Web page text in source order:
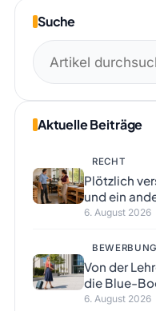
Suche
Suchen
nach:
Aktuelle Beiträge
RECHT
Plötzlich
und ein
6. August 2026
BEWERBUNG
Von der
die Blue-
6. August 2026